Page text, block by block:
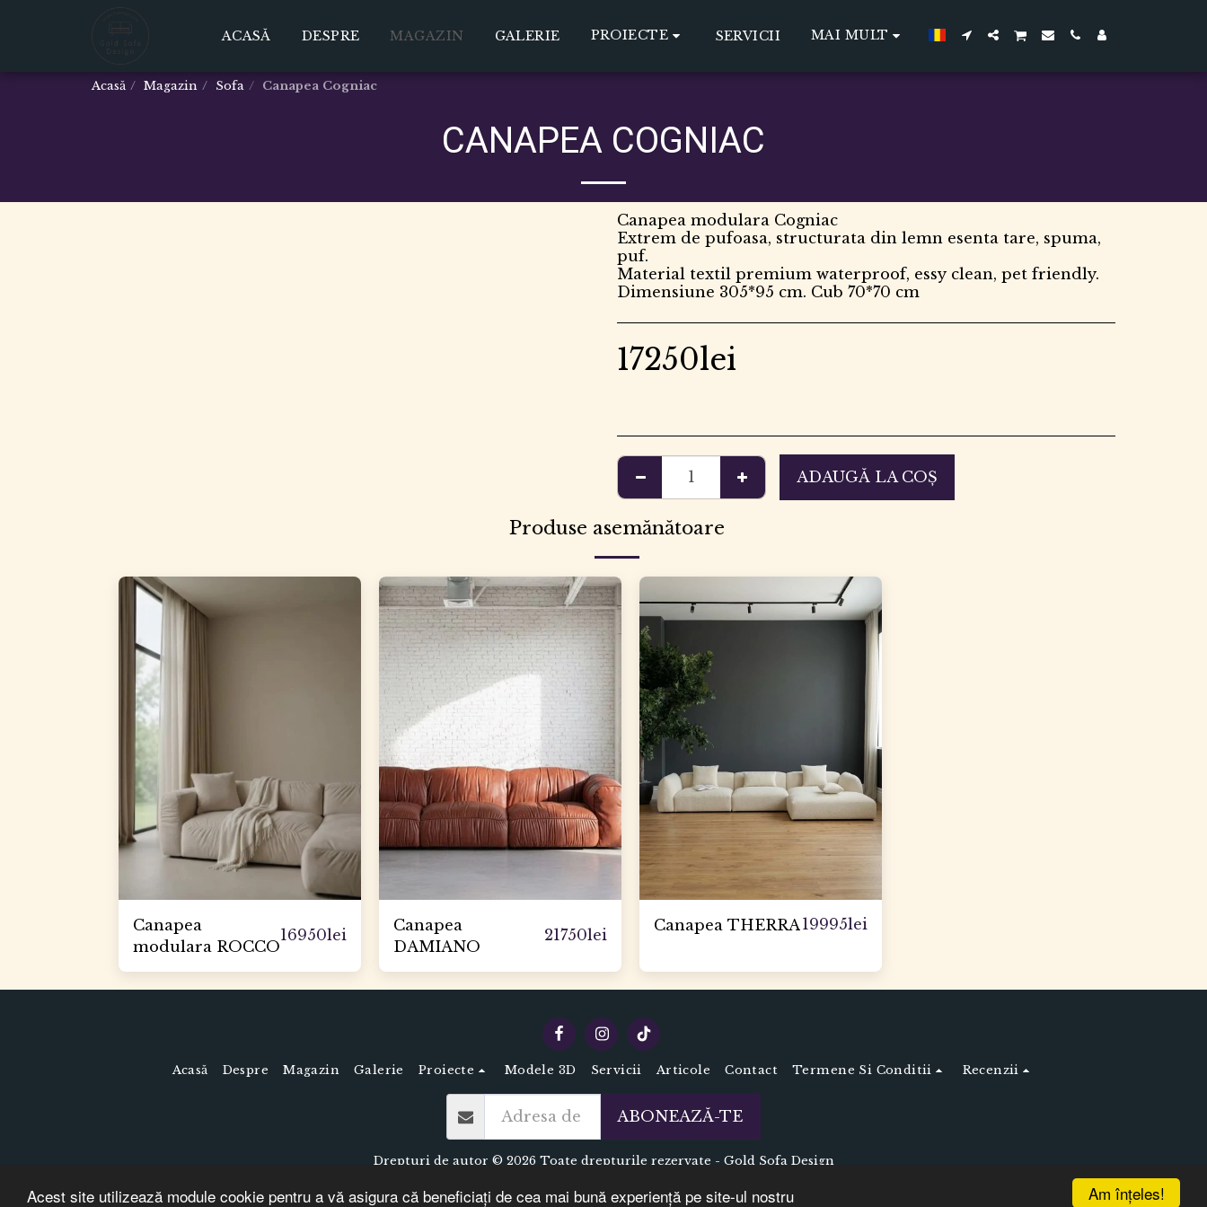
Am înţeles!
Acest site utilizează module cookie pentru a vă asigura că beneficiați de cea mai bună experiență pe site-ul nostru
ACASĂ DESPRE MAGAZIN GALERIE PROIECTE SERVICII MAI MULT
Acasă Magazin Sofa Canapea Cogniac
CANAPEA COGNIAC
Canapea modulara Cogniac
Extrem de pufoasa, structurata din lemn esenta tare, spuma,
puf.
Material textil premium waterproof, essy clean, pet friendly.
Dimensiune 305*95 cm. Cub 70*70 cm
17250lei
ADAUGĂ LA COŞ
Produse asemănătoare
Canapea
modulara ROCCO
16950lei
Canapea
DAMIANO
21750lei
Canapea THERRA 19995lei
Acasă Despre Magazin Galerie Proiecte Modele 3D Servicii Articole Contact Termene Si Conditii Recenzii
ABONEAZĂ-TE
Drepturi de autor © 2026 Toate drepturile rezervate - Gold Sofa Design